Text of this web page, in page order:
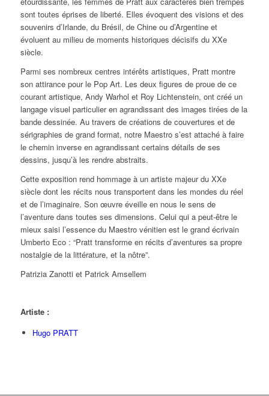
sont toutes éprises de liberté. Elles évoquent des visions et des
souvenirs d’Irlande, du Brésil, de Chine ou d’Argentine et
évoluent au milieu de moments historiques décisifs du XXe
siècle.
Parmi ses nombreux centres intérêts artistiques, Pratt montre
son attirance pour le Pop Art. Les deux figures de proue de ce
courant artistique, Andy Warhol et Roy Lichtenstein, ont créé un
langage visuel particulier en agrandissant des images tirées de la
bande dessinée. Au travers de créations de couvertures et de
sérigraphies de grand format, notre Maestro s’est attaché à faire
le chemin inverse en agrandissant certains détails de ses
dessins, jusqu’à les rendre abstraits.
Cette exposition rend hommage à un artiste majeur du XXe
siècle dont les récits nous transportent dans les mondes du réel
et de l’imaginaire. Son œuvre éveille en nous le sens de
l’aventure dans toutes ses dimensions. Celui qui a peut-être le
mieux saisi l’essence du Maestro vénitien est le grand écrivain
Umberto Eco : “Pratt transforme en récits d’aventures sa propre
nostalgie de la littérature, et la nôtre”.
Patrizia Zanotti et Patrick Amsellem
Artiste :
Hugo PRATT